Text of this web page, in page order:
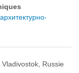
Vladivostok, Russie